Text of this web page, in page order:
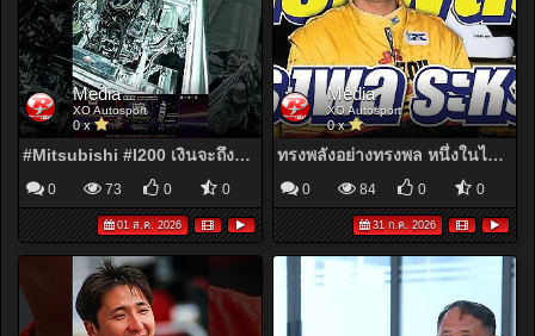
Media
XO Autosport
0 x
#Mitsubishi #l200 เงินจะถึงแค่ไหน ถ้าไม่มีใจไม่ได้อย่างนี้แน่นอน #bangkokhotrod2026
0 73 0 0
01 ส.ค. 2026
Media
XO Autosport
0 x
ทรงพลังอย่างทรงพล หนึ่งในไอคอนิคของยุค ผู้เล่นที่ร้ายกาจในเส้นทาง 402 เมตรของตัวเอง
0 84 0 0
31 ก.ค. 2026